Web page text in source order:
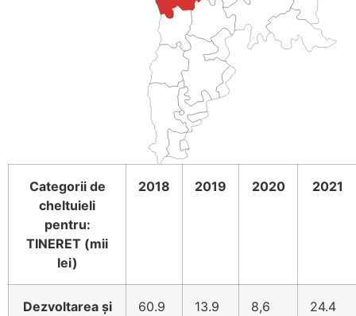
Categorii de
cheltuieli
pentru:
TINERET (mii
lei)
2018 2019 2020 2021
Dezvoltarea și
60.9 13.9 8,6 24.4